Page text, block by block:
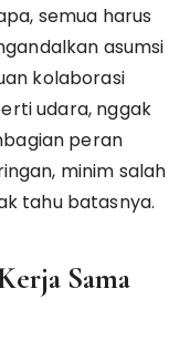
semua harus
asumsi
kolaborasi
udara, nggak
peran
minim salah
tahu batasnya.
Sama